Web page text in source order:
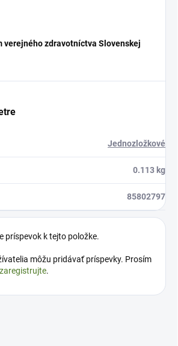
verejného zdravotníctva Slovenskej
Jednozložkové
0.113 kg
85802797
príspevok k tejto položke.
môžu pridávať príspevky. Prosím
zaregistrujte.